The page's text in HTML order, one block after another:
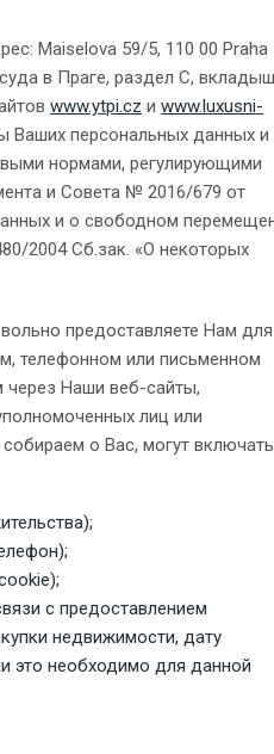
Maiselova 59/5, 110 00 Praha
в Праге, раздел C, вкладыш
www.ytpi.cz и www.luxusni-
Ваших персональных данных и
нормами, регулирующими
и Совета № 2016/679 от
и о свободном
2004 Сб.зак. «О некоторых
предоставляете Нам для
телефонном или письменном
через Наши веб-сайты,
лиц или
о Вас, могут
с предоставлением
недвижимости, дату
это необходимо для данной